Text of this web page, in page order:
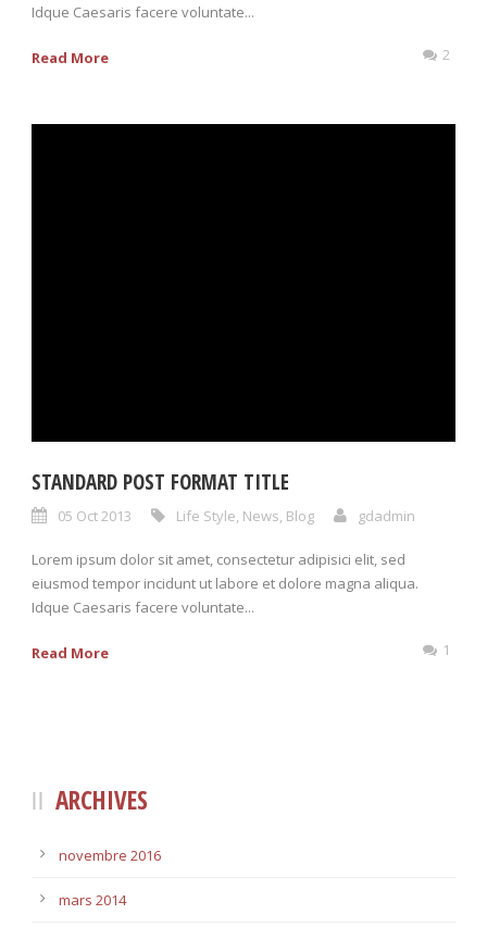
Idque Caesaris facere voluntate...
Read More 2
STANDARD POST FORMAT TITLE
05 Oct 2013 Life Style, News, Blog gdadmin
Lorem ipsum dolor sit amet, consectetur adipisici elit, sed
eiusmod tempor incidunt ut labore et dolore magna aliqua.
Idque Caesaris facere voluntate...
Read More 1
ARCHIVES
novembre 2016
mars 2014